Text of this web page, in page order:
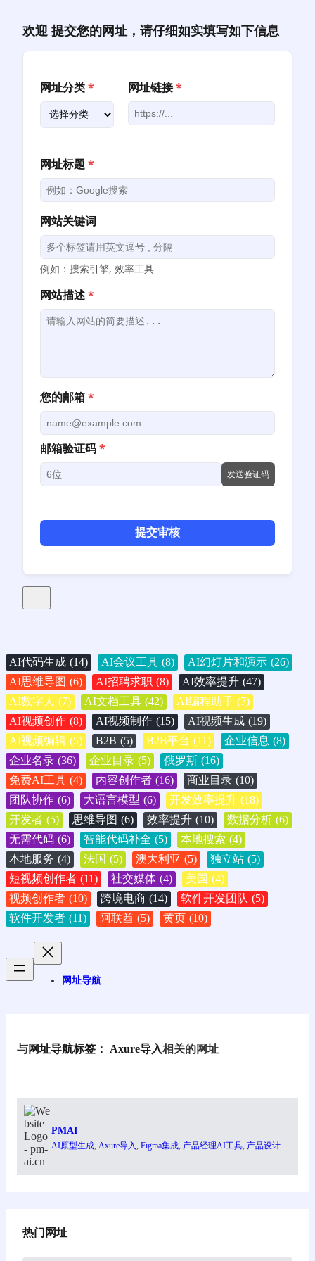
欢迎 提交您的网址，请仔细如实填写如下信息
网址分类* 网址链接*
网址标题*
网站关键词
例如：搜索引擎, 效率工具
网站描述*
您的邮箱*
邮箱验证码*
发送验证码
提交审核
AI代码生成 (14) AI会议工具 (8) AI幻灯片和演示 (26)
AI思维导图 (6) AI招聘求职 (8) AI效率提升 (47)
AI数字人 (7) AI文档工具 (42) AI编程助手 (7)
AI视频创作 (8) AI视频制作 (15) AI视频生成 (19)
AI视频编辑 (5) B2B (5) B2B平台 (11) 企业信息 (8)
企业名录 (36) 企业目录 (5) 俄罗斯 (16)
免费AI工具 (4) 内容创作者 (16) 商业目录 (10)
团队协作 (6) 大语言模型 (6) 开发效率提升 (18)
开发者 (5) 思维导图 (6) 效率提升 (10) 数据分析 (6)
无需代码 (6) 智能代码补全 (5) 本地搜索 (4)
本地服务 (4) 法国 (5) 澳大利亚 (5) 独立站 (5)
短视频创作者 (11) 社交媒体 (4) 美国 (4)
视频创作者 (10) 跨境电商 (14) 软件开发团队 (5)
软件开发者 (11) 阿联酋 (5) 黄页 (10)
网址导航
与网址导航标签： Axure导入相关的网址
PMAI
AI原型生成, Axure导入 Figma集成, 产品经理AI工具, 产品设计工
热门网址